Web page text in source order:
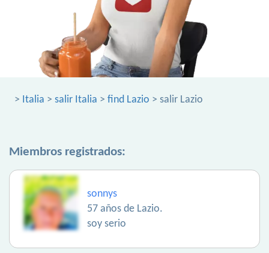
> Italia > salir Italia > find Lazio > salir Lazio
Miembros registrados:
sonnys
57 años de Lazio.
soy serio